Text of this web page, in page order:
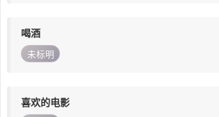
喝酒
未标明
喜欢的电影